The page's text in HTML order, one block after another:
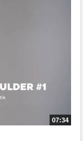
07:34